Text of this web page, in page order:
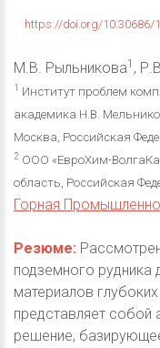
https://doi.org/10.30686/
М.В. Рыльникова1 ,
1
Институт проблем
академика Н.В.
Москва, Российская
2 ООО «ЕвроХим-
область, Российская
Горная
Резюме:
подземного рудника
материалов
представляет собой
решение,